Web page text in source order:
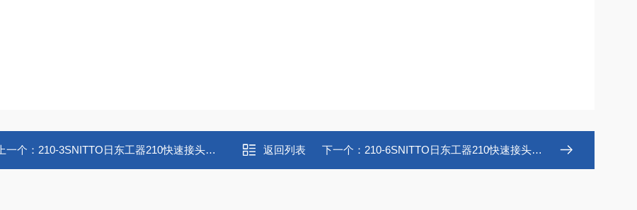
上一个： 210-3SNITTO日东工器210快速接头套筒油压接头公头 返回列表 下一个： 210-6SNITTO日东工器210快速接头套筒油压接头公头